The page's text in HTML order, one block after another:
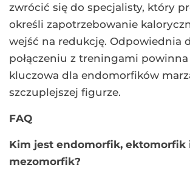
zwrócić się do specjalisty, który
określi zapotrzebowanie
wejść na redukcję. Odpowiednia
połączeniu z treningami
kluczowa dla endomorfików
szczuplejszej figurze.
FAQ
Kim jest endomorfik, ektomorfik
mezomorfik?